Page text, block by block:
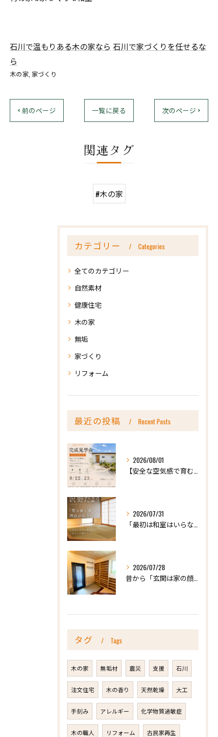
石川で温もりある木の家なら 石川で家づくりを任せるな
ら
木の家 家づくり
< 前のページ 一覧に戻る 次のページ >
関連タグ
#木の家
カテゴリー Categories
全てのカテゴリー
自然素材
健康住宅
木の家
無垢
家づくり
リフォーム
最近の投稿 Recent Posts
2026/08/01
2026/07/31
2026/07/28
タグ Tags
木の家 無垢材 震災 支援 石川
注文住宅 木の香り 天然乾燥 大工
手刻み アレルギー 化学物質過敏症
木の職人 リフォーム 古民家再生